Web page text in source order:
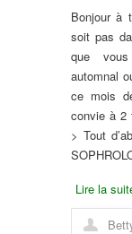
Bonjour à
soit pas
que
automnal
ce mois
convie à 2
> Tout
Lire la